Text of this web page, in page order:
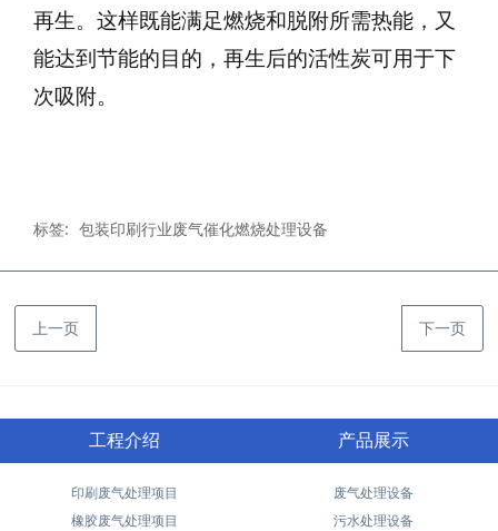
再生。这样既能满足燃烧和脱附所需热能，又
能达到节能的目的，再生后的活性炭可用于下
次吸附。
标签: 包装印刷行业废气催化燃烧处理设备
上一页 下一页
工程介绍
印刷废气处理项目
橡胶废气处理项目
产品展示
废气处理设备
污水处理设备